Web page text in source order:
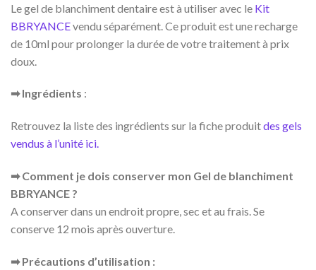
Le gel de blanchiment dentaire est à utiliser avec le Kit
BBRYANCEvendu séparément. Ce produit est une recharge
de 10ml pour prolonger la durée de votre traitement à prix
doux.
➡ Ingrédients :
Retrouvez la liste des ingrédients sur la fiche produitdes gels
vendus à l’unité ici.
➡ Comment je dois conserver mon Gel de blanchiment
BBRYANCE ?
A conserver dans un endroit propre, sec et au frais. Se
conserve 12 mois après ouverture.
➡ Précautions d’utilisation :